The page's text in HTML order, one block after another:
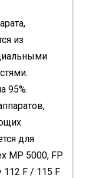
из
95%.
для
MP 5000, FP
112 F / 115 F